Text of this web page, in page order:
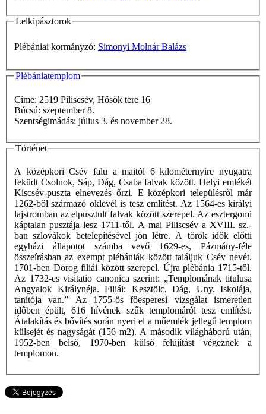
Lelkipásztorok
Plébániai kormányzó: Simonyi Molnár Balázs
Plébániatemplom
Címe: 2519 Piliscsév, Hősök tere 16
Búcsú: szeptember 8.
Szentségimádás: július 3. és november 28.
Történet
A középkori Csév falu a maitól 6 kilométernyire nyugatra
feküdt Csolnok, Sáp, Dág, Csaba falvak között. Helyi emlékét
Kiscsév-puszta elnevezés őrzi. E középkori településről már
1262-ből származó oklevél is tesz említést. Az 1564-es királyi
lajstromban az elpusztult falvak között szerepel. Az esztergomi
káptalan pusztája lesz 1711-től. A mai Piliscsév a XVIII. sz.-
ban szlovákok betelepítésével jön létre. A török idők előtti
egyházi állapotot számba vevő 1629-es, Pázmány-féle
összeírásban az exempt plébániák között találjuk Csév nevét.
1701-ben Dorog filiái között szerepel. Újra plébánia 1715-től.
Az 1732-es visitatio canonica szerint: „Templomának titulusa
Angyalok Királynéja. Filiái: Kesztölc, Dág, Uny. Iskolája,
tanítója van.” Az 1755-ös fôesperesi vizsgálat ismeretlen
idôben épült, 616 hívének szűk templomáról tesz említést.
Átalakítás és bővítés során nyeri el a műemlék jellegű templom
külsejét és nagyságát (156 m2). A második világháború után,
1952-ben belső, 1970-ben külső felújítást végeznek a
templomon.